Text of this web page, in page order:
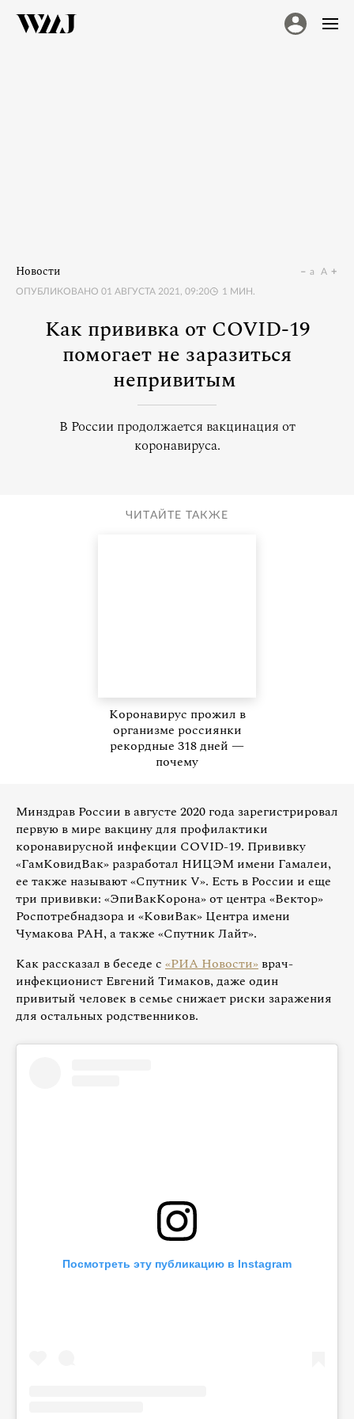
Новости
ОПУБЛИКОВАНО 01 АВГУСТА 2021, 09:20 1 МИН.
a A
Как прививка от COVID-19
помогает не заразиться
непривитым
В России продолжается вакцинация от
коронавируса.
ЧИТАЙТЕ ТАКЖЕ
Коронавирус прожил в
организме россиянки
рекордные 318 дней —
почему
Минздрав России в августе 2020 года зарегистрировал
первую в мире вакцину для профилактики
коронавирусной инфекции COVID-19. Прививку
«ГамКовидВак» разработал НИЦЭМ имени Гамалеи,
ее также называют «Спутник V». Есть в России и еще
три прививки: «ЭпиВакКорона» от центра «Вектор»
Роспотребнадзора и «КовиВак» Центра имени
Чумакова РАН, а также «Спутник Лайт».
Как рассказал в беседе с «РИА Новости» врач-
инфекционист Евгений Тимаков, даже один
привитый человек в семье снижает риски заражения
для остальных родственников.
Посмотреть эту публикацию в Instagram